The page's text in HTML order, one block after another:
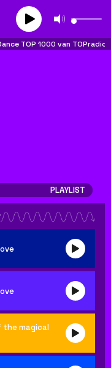
TOP 1000 van TOPradio!
PLAYLIST
the magical